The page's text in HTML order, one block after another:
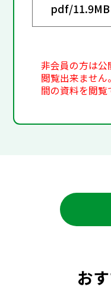
pdf/11.9MB
非会員の方は
閲覧出来ません
間の資料を閲覧
お